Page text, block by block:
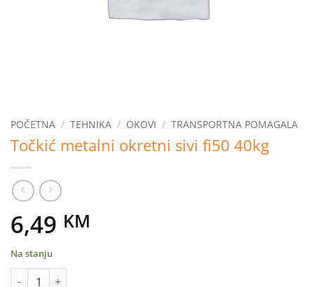
POČETNA / TEHNIKA / OKOVI / TRANSPORTNA POMAGALA
Točkić metalni okretni sivi fi50 40kg
6,49 KM
Na stanju
Točkić metalni okretni sivi fi50 40kg količina